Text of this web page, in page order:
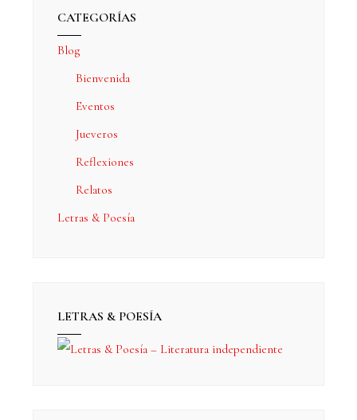
CATEGORÍAS
Blog
Bienvenida
Eventos
Jueveros
Reflexiones
Relatos
Letras & Poesía
LETRAS & POESÍA